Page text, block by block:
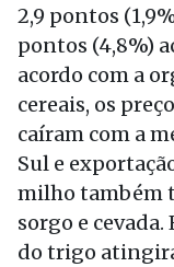
2,9 pontos
pontos (4,8%)
acordo com a
cereais, os
caíram com a
Sul e
milho também
sorgo e
do trigo